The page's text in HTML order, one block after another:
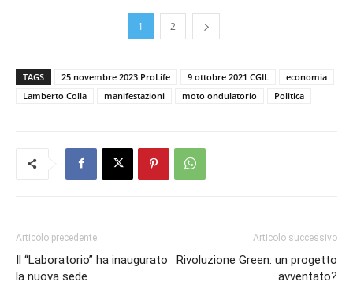
1 2
TAGS 25 novembre 2023 ProLife 9 ottobre 2021 CGIL
economia
Lamberto Colla
manifestazioni moto ondulatorio Politica
Articolo precedente
Il “Laboratorio” ha inaugurato
la nuova sede
Articolo successivo
Rivoluzione Green: un progetto
avventato?